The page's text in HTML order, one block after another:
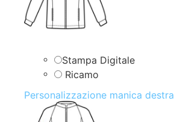
Stampa Digitale
Ricamo
Personalizzazione manica destra